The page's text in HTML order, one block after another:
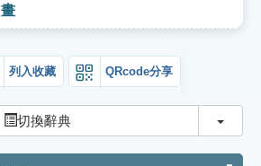
畫
列入收藏 QRcode分享
切換辭典 切換